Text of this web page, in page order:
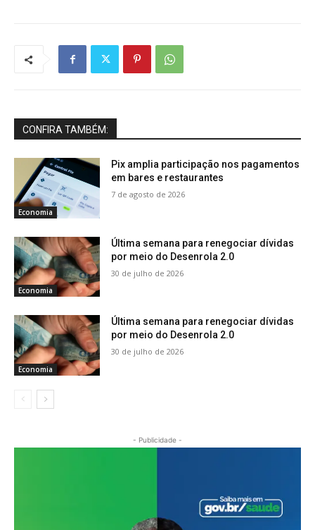
CONFIRA TAMBÉM:
Economia
Pix amplia participação nos pagamentos
em bares e restaurantes
7 de agosto de 2026
Economia
Última semana para renegociar dívidas
por meio do Desenrola 2.0
30 de julho de 2026
Economia
Última semana para renegociar dívidas
por meio do Desenrola 2.0
30 de julho de 2026
- Publicidade -